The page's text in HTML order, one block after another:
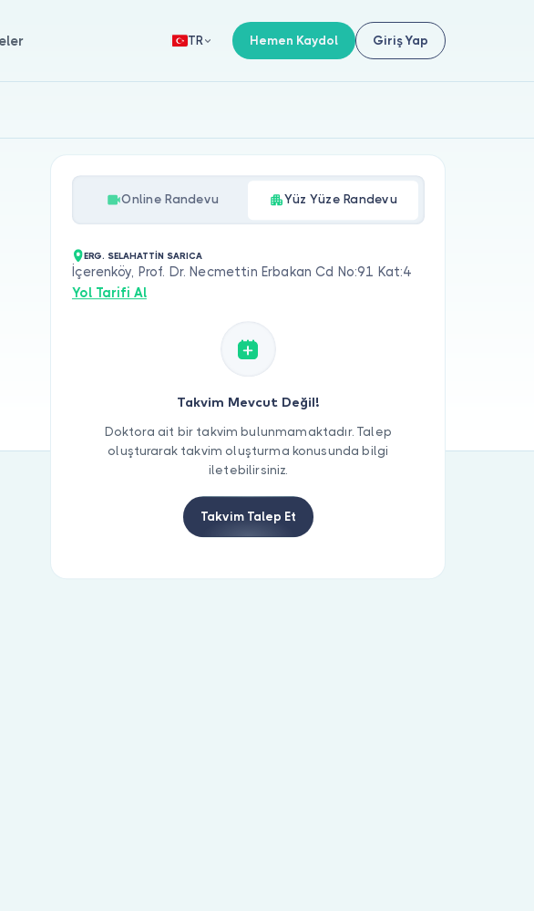
TR Hemen Kaydol Giriş Yap
Online Randevu Yüz Yüze Randevu
ERG. SELAHATTİN SARICA
İçerenköy, Prof. Dr. Necmettin Erbakan Cd No:91 Kat:4
Yol Tarifi Al
Takvim Mevcut Değil!
Doktora ait bir takvim bulunmamaktadır. Talep
oluşturarak takvim oluşturma konusunda bilgi
iletebilirsiniz.
Takvim Talep Et